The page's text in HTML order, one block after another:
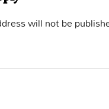
will not be